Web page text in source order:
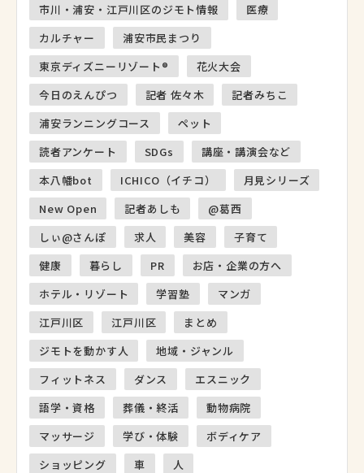
市川・浦安・江戸川区のジモト情報
医療
カルチャー
浦安市民まつり
東京ディズニーリゾート®
花火大会
今日のえんぴつ
記者 佐々木
記者みちこ
浦安ランニングコース
ペット
読者アンケート
SDGs
講座・講演会など
本八幡bot
ICHICO（イチコ）
月見シリーズ
New Open
記者あしも
@葛西
しぃ@さんぽ
求人 美容
子育て
健康
暮らし PR
お店・企業の方へ
ホテル・リゾート
学習塾
マンガ
江戸川区
江戸川区
まとめ
ジモトを動かす人
地域・ジャンル
フィットネス
ダンス
エスニック
語学・資格
葬儀・終活
動物病院
マッサージ
学び・体験
ボディケア
ショッピング
車 人